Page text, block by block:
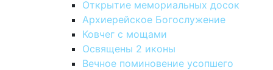
Открытие мемориальных досок
Архиерейское Богослужение
Ковчег с мощами
Освящены 2 иконы
Вечное поминовение усопшего